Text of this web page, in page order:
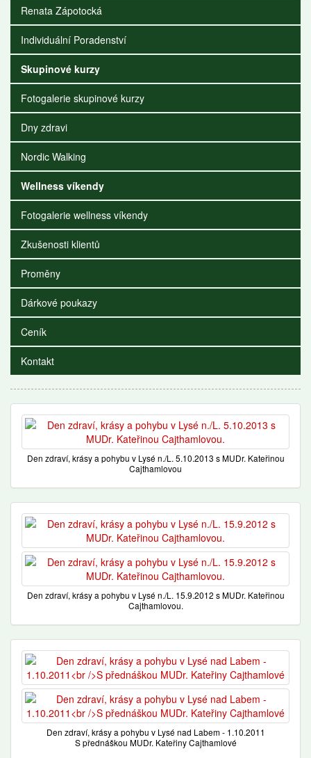
Renata Zápotocká
Individuální Poradenství
Skupinové kurzy
Fotogalerie skupinové kurzy
Dny zdravi
Nordic Walking
Wellness víkendy
Fotogalerie wellness víkendy
Zkušenosti klientů
Proměny
Dárkové poukazy
Ceník
Kontakt
Den zdraví, krásy a pohybu v Lysé n./L. 5.10.2013 s MUDr. Kateřinou
Cajthamlovou
Den zdraví, krásy a pohybu v Lysé n./L. 15.9.2012 s MUDr. Kateřinou
Cajthamlovou.
Den zdraví, krásy a pohybu v Lysé nad Labem - 1.10.2011
S přednáškou MUDr. Kateřiny Cajthamlové